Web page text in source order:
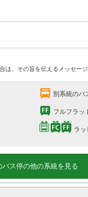
、その旨を伝えるメッセージ
別系統のバ
フルフラッ
ラッ
バス停の他の系統を見る